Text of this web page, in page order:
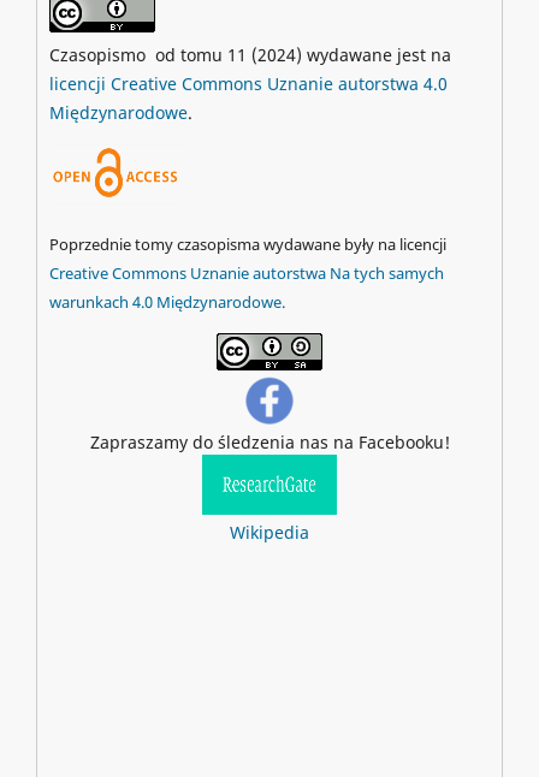
Czasopismo od tomu 11 (2024) wydawane jest na
licencji Creative Commons Uznanie autorstwa 4.0
Międzynarodowe.
Poprzednie tomy czasopisma wydawane były na licencji
Creative Commons Uznanie autorstwa Na tych samych
warunkach 4.0 Międzynarodowe.
Zapraszamy do śledzenia nas na Facebooku!
Wikipedia